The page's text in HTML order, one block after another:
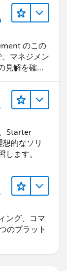
のこの
マネジメン
見解を確認
Starter
的なソリ
ます。
ング、コマ
のプラット